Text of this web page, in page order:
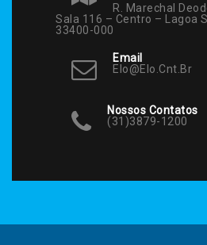
R. Marechal
Sala 116 – Centro – Lagoa
33400-000
Email
Elo@elo.cnt.br
Nossos Contatos
(31)3879-1200